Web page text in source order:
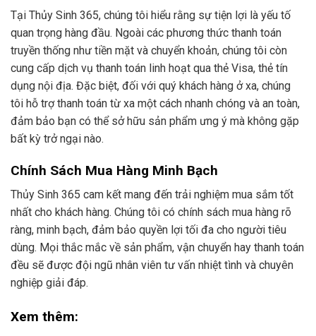
Tại Thủy Sinh 365, chúng tôi hiểu rằng sự tiện lợi là yếu tố
quan trọng hàng đầu. Ngoài các phương thức thanh toán
truyền thống như tiền mặt và chuyển khoản, chúng tôi còn
cung cấp dịch vụ thanh toán linh hoạt qua thẻ Visa, thẻ tín
dụng nội địa. Đặc biệt, đối với quý khách hàng ở xa, chúng
tôi hỗ trợ thanh toán từ xa một cách nhanh chóng và an toàn,
đảm bảo bạn có thể sở hữu sản phẩm ưng ý mà không gặp
bất kỳ trở ngại nào.
Chính Sách Mua Hàng Minh Bạch
Thủy Sinh 365 cam kết mang đến trải nghiệm mua sắm tốt
nhất cho khách hàng. Chúng tôi có chính sách mua hàng rõ
ràng, minh bạch, đảm bảo quyền lợi tối đa cho người tiêu
dùng. Mọi thắc mắc về sản phẩm, vận chuyển hay thanh toán
đều sẽ được đội ngũ nhân viên tư vấn nhiệt tình và chuyên
nghiệp giải đáp.
Xem thêm: